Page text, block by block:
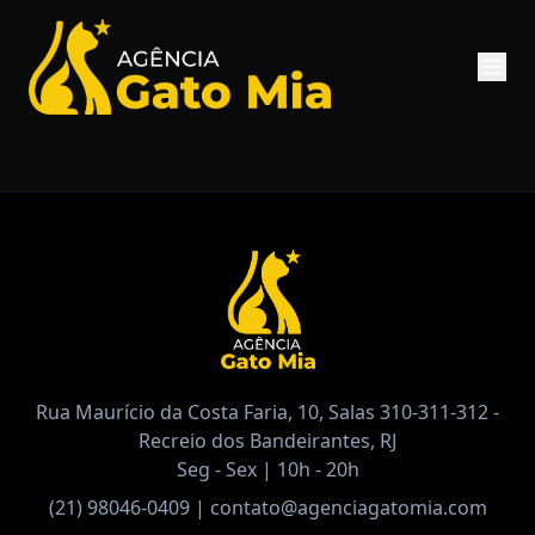
Rua Maurício da Costa Faria, 10, Salas 310-311-312 -
Recreio dos Bandeirantes, RJ
Seg - Sex | 10h - 20h
(21) 98046-0409| contato@agenciagatomia.com